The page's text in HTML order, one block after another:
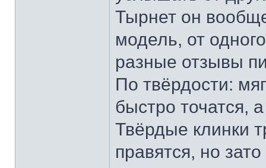
Тырнет он
модель, от
разные отзывы
По твёрдости:
быстро точатся,
Твёрдые клинки
правятся, но